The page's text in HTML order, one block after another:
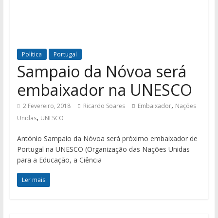
Política Portugal
Sampaio da Nóvoa será
embaixador na UNESCO
2 Fevereiro, 2018 Ricardo Soares Embaixador, Nações
Unidas, UNESCO
António Sampaio da Nóvoa será próximo embaixador de
Portugal na UNESCO (Organização das Nações Unidas
para a Educação, a Ciência
Ler mais